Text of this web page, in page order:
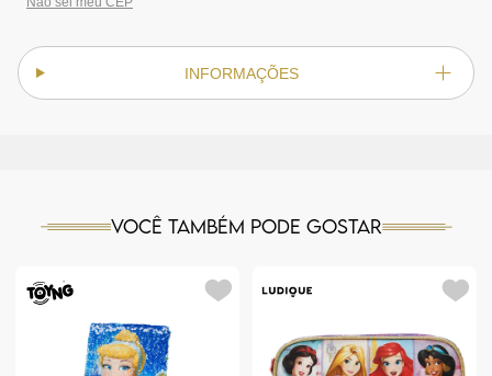
INFORMAÇÕES
Você também pode gostar